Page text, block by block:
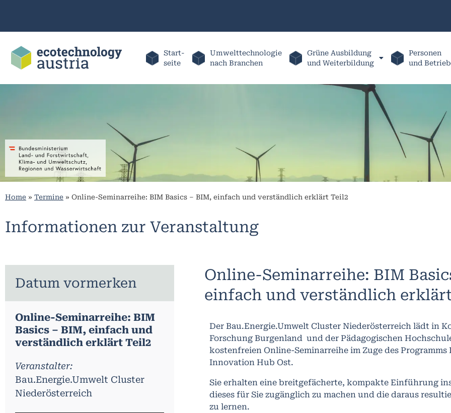
Start-
seite
Umwelttechnologie
nach Branchen
Grüne Ausbildung
und Weiterbildung
Personen
und
Home » Termine » Online-Seminarreihe: BIM Basics – BIM, einfach und verständlich erklärt Teil2
Informationen zur Veranstaltung
Datum vormerken
Online-Seminarreihe: BIM
Basics – BIM, einfach und
verständlich erklärt Teil2
Veranstalter:
Bau.Energie.Umwelt Cluster
Niederösterreich
Online-Seminarreihe: BIM
einfach und verständlich
Der Bau.Energie.Umwelt Cluster Niederösterreich lädt in
Forschung Burgenland und der Pädagogischen
kostenfreien Online-Seminarreihe im Zuge des Programms
Innovation Hub Ost.
Sie erhalten eine breitgefächerte, kompakte Einführung
dieses für Sie zugänglich zu machen und die daraus
zu lernen.